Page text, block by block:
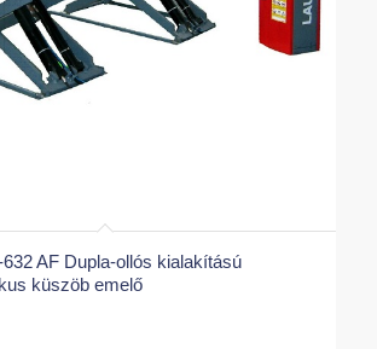
AF Dupla-ollós kialakítású
küszöb emelő